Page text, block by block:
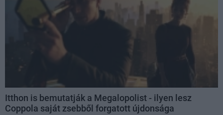
Itthon is bemutatják a Megalopolist - ilyen lesz
Coppola saját zsebből forgatott újdonsága